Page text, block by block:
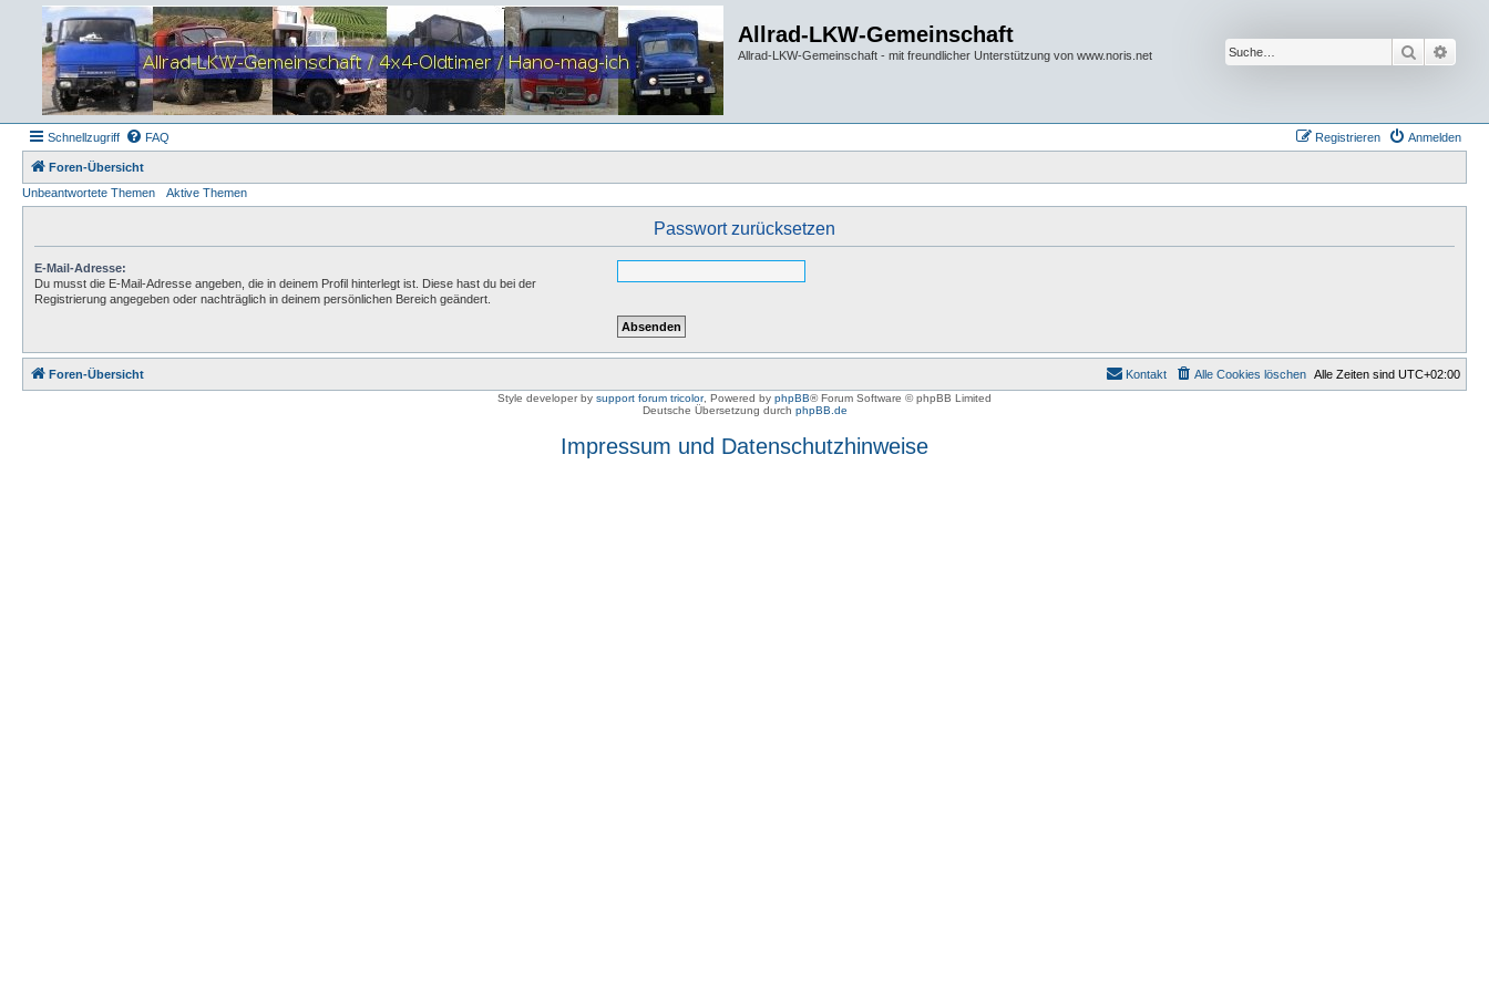
Allrad-LKW-Gemeinschaft
Allrad-LKW-Gemeinschaft - mit freundlicher Unterstützung von www.noris.net Suche
Schnellzugriff FAQ Anmelden
Registrieren
Foren-Übersicht
Unbeantwortete Themen
Aktive Themen
Passwort zurücksetzen
E-Mail-Adresse:
Du musst die E-Mail-Adresse angeben, die in deinem Profil hinterlegt ist. Diese hast du bei der
Registrierung angegeben oder nachträglich in deinem persönlichen Bereich geändert.
Foren-Übersicht Alle Zeiten sind UTC+02:00
Alle Cookies löschen
Kontakt
Style developer by support forum tricolor, Powered by phpBB® Forum Software © phpBB Limited
Deutsche Übersetzung durch phpBB.de
Impressum und Datenschutzhinweise